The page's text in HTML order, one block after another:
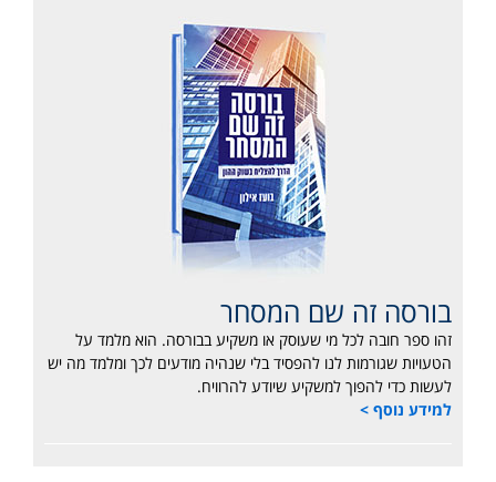
בורסה זה שם המסחר
זהו ספר חובה לכל מי שעוסק או משקיע בבורסה. הוא מלמד על
הטעויות שגורמות לנו להפסיד בלי שנהיה מודעים לכך ומלמד מה יש
לעשות כדי להפוך למשקיע שיודע להרוויח.
למידע נוסף >